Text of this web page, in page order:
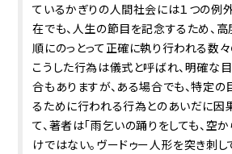
ているかぎりの人間社会には１つの例
在でも、人生の節目を記念するため、
順にのっとって正確に執り行われる数々
こうした行為は儀式と呼ばれ、明確な
合もありますが、ある場合でも、特定
るために行われる行為とのあいだに因
て、著者は「雨乞いの踊りをしても、空
けではない。ヴードゥー人形を突き刺し